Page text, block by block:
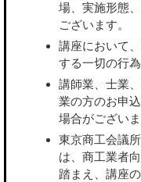
場、実施形態
ございます。
講座において
する一切の行
講師業、士業
業の方のお申
場合がございま
東京商工会議
は、商工業者
踏まえ、講座